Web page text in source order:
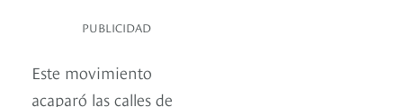
PUBLICIDAD
Este movimiento
acaparó las calles de